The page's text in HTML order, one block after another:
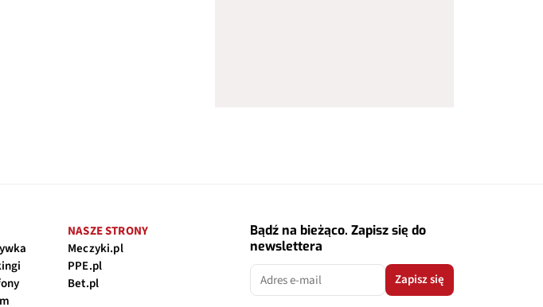
NASZE STRONY
Meczyki.pl
PPE.pl
Bet.pl
Bądź na bieżąco. Zapisz się do
newslettera
Zapisz się